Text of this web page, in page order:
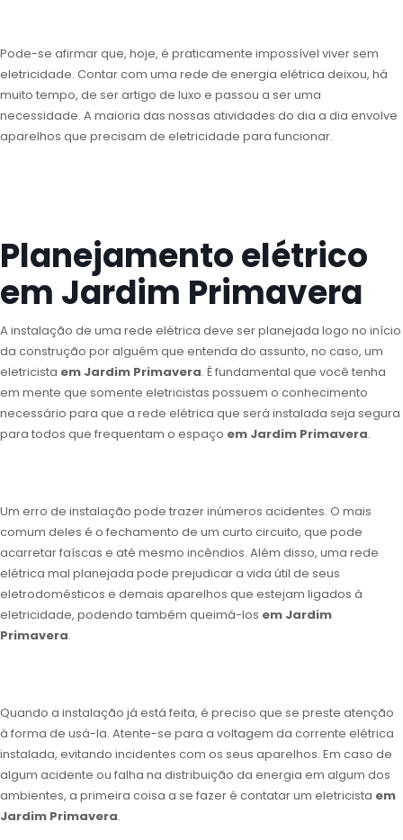
Pode-se afirmar que, hoje, é praticamente impossível viver sem
eletricidade. Contar com uma rede de energia elétrica deixou, há
muito tempo, de ser artigo de luxo e passou a ser uma
necessidade. A maioria das nossas atividades do dia a dia envolve
aparelhos que precisam de eletricidade para funcionar.
Planejamento elétrico
em Jardim Primavera
A instalação de uma rede elétrica deve ser planejada logo no início
da construção por alguém que entenda do assunto, no caso, um
eletricista em Jardim Primavera. É fundamental que você tenha
em mente que somente eletricistas possuem o conhecimento
necessário para que a rede elétrica que será instalada seja segura
para todos que frequentam o espaço em Jardim Primavera.
Um erro de instalação pode trazer inúmeros acidentes. O mais
comum deles é o fechamento de um curto circuito, que pode
acarretar faíscas e até mesmo incêndios. Além disso, uma rede
elétrica mal planejada pode prejudicar a vida útil de seus
eletrodomésticos e demais aparelhos que estejam ligados à
eletricidade, podendo também queimá-los em Jardim
Primavera.
Quando a instalação já está feita, é preciso que se preste atenção
à forma de usá-la. Atente-se para a voltagem da corrente elétrica
instalada, evitando incidentes com os seus aparelhos. Em caso de
algum acidente ou falha na distribuição da energia em algum dos
ambientes, a primeira coisa a se fazer é contatar um eletricista em
Jardim Primavera.